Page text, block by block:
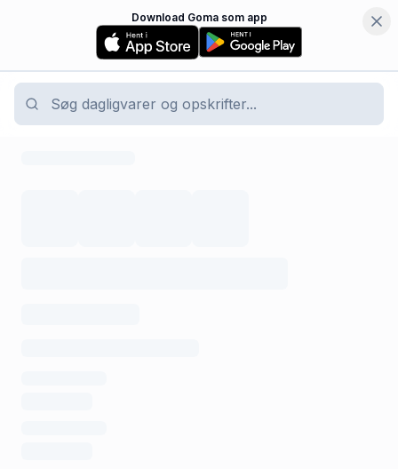
Download Goma som app